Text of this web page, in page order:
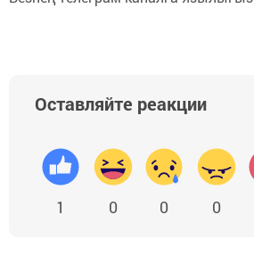
Оставляйте реакции
1 0 0 0